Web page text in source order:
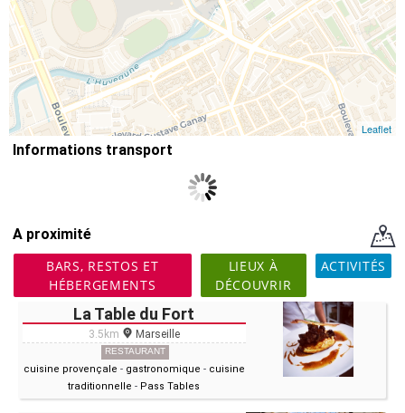
Leaflet
Informations transport
A proximité
BARS, RESTOS ET
HÉBERGEMENTS
LIEUX À
DÉCOUVRIR
ACTIVITÉS
La Table du Fort
3.5km Marseille
RESTAURANT
cuisine provençale - gastronomique - cuisine
traditionnelle - Pass Tables